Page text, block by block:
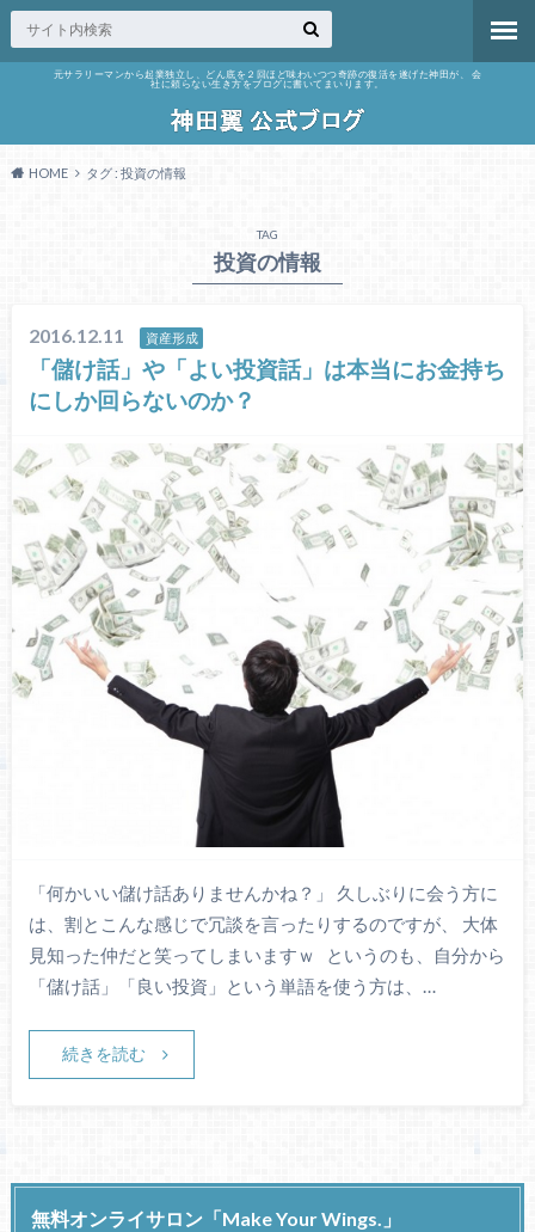
元サラリーマンから起業独立し、どん底を２回ほど味わいつつ奇跡の復活を遂げた神田が、 会
社に頼らない生き方をブログに書いてまいります。
HOME タグ : 投資の情報
TAG
投資の情報
2016.12.11 資産形成
「儲け話」や「よい投資話」は本当にお金持ち
にしか回らないのか？
「何かいい儲け話ありませんかね？」 久しぶりに会う方に
は、割とこんな感じで冗談を言ったりするのですが、 大体
見知った仲だと笑ってしまいますｗ というのも、自分から
「儲け話」「良い投資」という単語を使う方は、…
続きを読む
無料オンライサロン「Make Your Wings.」